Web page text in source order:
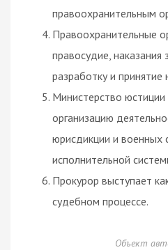
правоохранительным
Правоохранительные
правосудие, наказания
разработку и принятие
Министерство юстиции
организацию
юрисдикции и военных
исполнительной
Прокурор выступает
судебном процессе.
Объект